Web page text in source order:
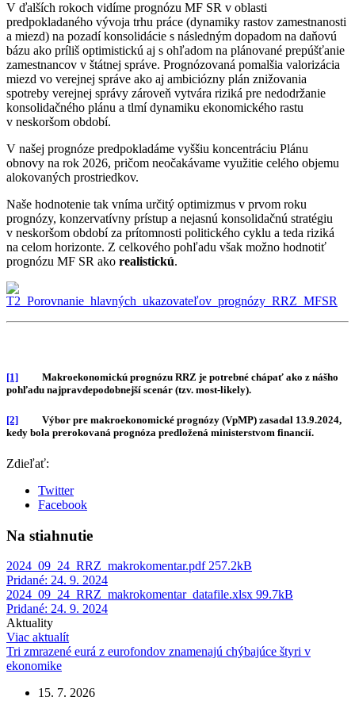
V ďalších rokoch vidíme prognózu MF SR v oblasti
predpokladaného vývoja trhu práce (dynamiky rastov zamestnanosti
a miezd) na pozadí konsolidácie s následným dopadom na daňovú
bázu ako príliš optimistickú aj s ohľadom na plánované prepúšťanie
zamestnancov v štátnej správe. Prognózovaná pomalšia valorizácia
miezd vo verejnej správe ako aj ambiciózny plán znižovania
spotreby verejnej správy zároveň vytvára riziká pre nedodržanie
konsolidačného plánu a tlmí dynamiku ekonomického rastu
v neskoršom období.
V našej prognóze predpokladáme vyššiu koncentráciu Plánu
obnovy na rok 2026, pričom neočakávame využitie celého objemu
alokovaných prostriedkov.
Naše hodnotenie tak vníma určitý optimizmus v prvom roku
prognózy, konzervatívny prístup a nejasnú konsolidačnú stratégiu
v neskoršom období za prítomnosti politického cyklu a teda riziká
na celom horizonte. Z celkového pohľadu však možno hodnotiť
prognózu MF SR ako realistickú.
[1] Makroekonomickú prognózu RRZ je potrebné chápať ako z nášho
pohľadu najpravdepodobnejší scenár (tzv. most-likely).
[2] Výbor pre makroekonomické prognózy (VpMP) zasadal 13.9.2024,
kedy bola prerokovaná prognóza predložená ministerstvom financií.
Zdieľať:
Twitter
Facebook
Na stiahnutie
2024_09_24_RRZ_makrokomentar.pdf 257.2kB
Pridané: 24. 9. 2024
2024_09_24_RRZ_makrokomentar_datafile.xlsx 99.7kB
Pridané: 24. 9. 2024
Aktuality
Viac aktualít
Tri zmrazené eurá z eurofondov znamenajú chýbajúce štyri v
ekonomike
15. 7. 2026